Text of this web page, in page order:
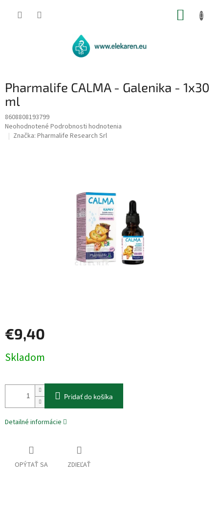
Pharmalife CALMA - Galenika - 1x30
ml
8608808193799
Priemerné
hodnotenie
Neohodnotené Podrobnosti hodnotenia
Značka: Pharmalife Research Srl
€9,40
cena:
Skladom
Pridať do košíka
Detailné informácie
OPÝTAŤ SA ZDIEĽAŤ